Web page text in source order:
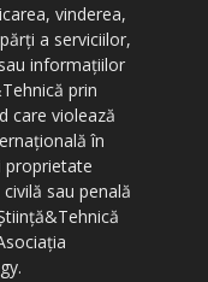
vinderea,
a serviciilor,
informațiilor
prin
care violează
în
proprietate
sau penală